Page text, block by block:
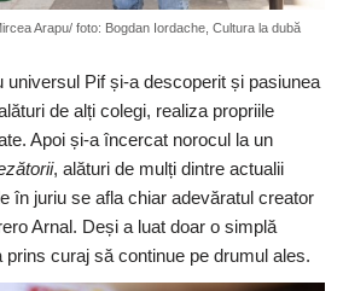
Arapu/ foto: Bogdan Iordache, Cultura la dubă
universul Pif și-a descoperit și pasiunea
de alți colegi, realiza propriile
Apoi și-a încercat norocul la un
, alături de mulți dintre actualii
în juriu se afla chiar adevăratul creator
Arnal. Deși a luat doar o simplă
prins curaj să continue pe drumul ales.